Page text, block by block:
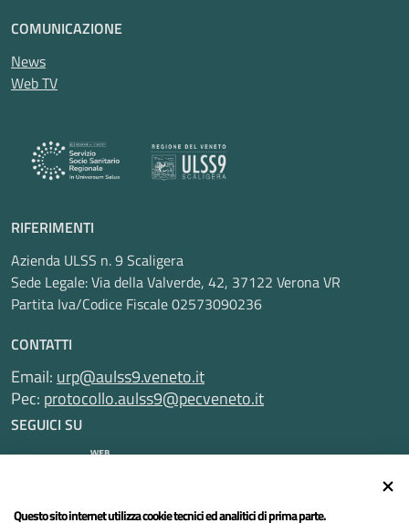
COMUNICAZIONE
News
Web TV
RIFERIMENTI
Azienda ULSS n. 9 Scaligera
Sede Legale: Via della Valverde, 42, 37122 Verona VR
Partita Iva/Codice Fiscale 02573090236
CONTATTI
Email: urp@aulss9.veneto.it
Pec: protocollo.aulss9@pecveneto.it
SEGUICI SU
Informativa privacy
Questo sito internet utilizza cookie tecnici ed analitici di prima parte.